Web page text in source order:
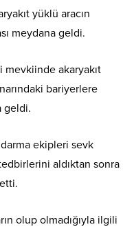
yüklü aracın
meydana geldi.
mevkiinde akaryakıt
bariyerlere
geldi.
ekipleri sevk
aldıktan sonra
olup olmadığıyla ilgili